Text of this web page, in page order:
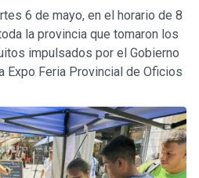
6 de mayo, en el horario de 8
la provincia que tomaron los
impulsados por el Gobierno
Expo Feria Provincial de Oficios